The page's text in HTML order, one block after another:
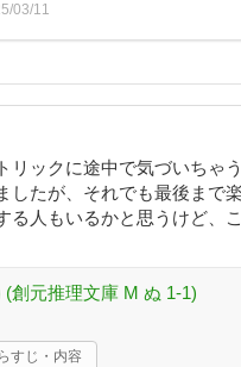
03/11
リックに途中で気づいちゃ
したが、それでも最後まで
る人もいるかと思うけど、
創元推理文庫 M ぬ 1-1)
すじ・内容